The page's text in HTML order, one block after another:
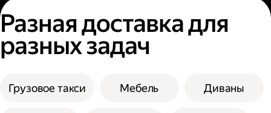
Разная доставка для
разных задач
Грузовое такси Мебель Диваны